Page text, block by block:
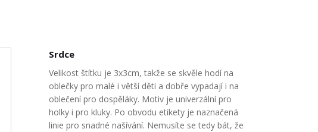
Srdce
Velikost štítku je 3x3cm, takže se skvěle hodí na
oblečky pro malé i větší děti a dobře vypadají i na
oblečení pro dospěláky. Motiv je univerzální pro
holky i pro kluky. Po obvodu etikety je naznačená
linie pro snadné našívání. Nemusíte se tedy bát, že